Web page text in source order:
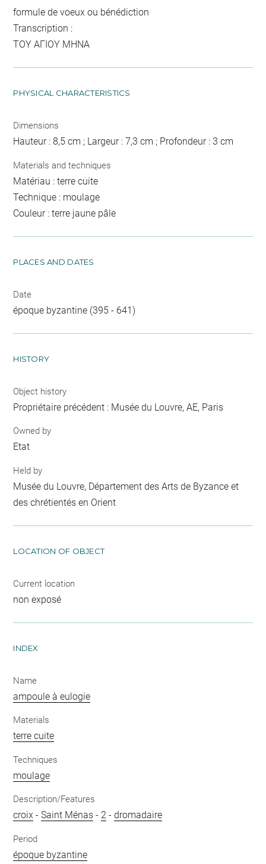
formule de voeux ou bénédiction
Transcription :
ΤΟΥ ΑΓΙΟΥ ΜΗΝΑ
PHYSICAL CHARACTERISTICS
Dimensions
Hauteur : 8,5 cm ; Largeur : 7,3 cm ; Profondeur : 3 cm
Materials and techniques
Matériau : terre cuite
Technique : moulage
Couleur : terre jaune pâle
PLACES AND DATES
Date
époque byzantine (395 - 641)
HISTORY
Object history
Propriétaire précédent : Musée du Louvre, AE, Paris
Owned by
Etat
Held by
Musée du Louvre, Département des Arts de Byzance et
des chrétientés en Orient
LOCATION OF OBJECT
Current location
non exposé
INDEX
Name
ampoule à eulogie
Materials
terre cuite
Techniques
moulage
Description/Features
croix -Saint Ménas - 2 -dromadaire
Period
époque byzantine